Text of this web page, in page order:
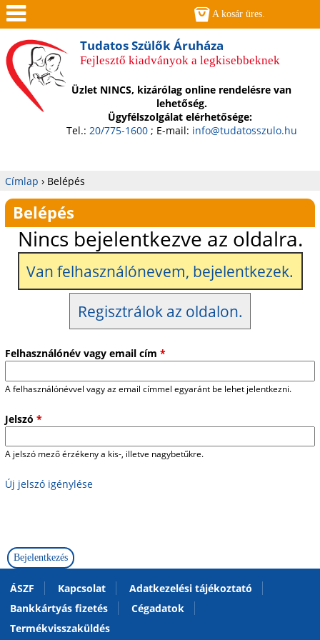
Jump to navigation
Tudatos Szülők Áruháza
Fejlesztő kiadványok a legkisebbeknek
Üzlet NINCS, kizárólag online rendelésre van
lehetőség.
Ügyfélszolgálat elérhetősége:
Tel.: 20/775-1600; E-mail: info@tudatosszulo.hu
Jelenlegi
hely
Címlap › Belépés
Belépés
Nincs bejelentkezve az oldalra.
Van felhasználónevem, bejelentkezek.
Regisztrálok az oldalon.
Felhasználónév vagy email cím *
A felhasználónévvel vagy az email címmel egyaránt be lehet jelentkezni.
Jelszó *
A jelszó mező érzékeny a kis-, illetve nagybetűkre.
Új jelszó igénylése
A kosár üres.
Men
ü
ÁSZF Kapcsolat
Adatkezelési tájékoztató
Bankkártyás fizetés
Cégadatok
Termékvisszaküldés